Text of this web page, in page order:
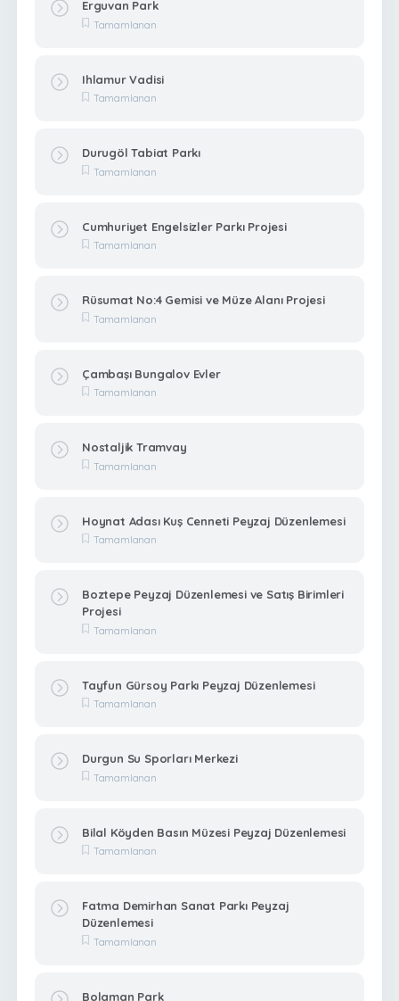
Erguvan Park
Tamamlanan
Ihlamur Vadisi
Tamamlanan
Durugöl Tabiat Parkı
Tamamlanan
Cumhuriyet Engelsizler Parkı Projesi
Tamamlanan
Rüsumat No:4 Gemisi ve Müze Alanı Projesi
Tamamlanan
Çambaşı Bungalov Evler
Tamamlanan
Nostaljik Tramvay
Tamamlanan
Hoynat Adası Kuş Cenneti Peyzaj Düzenlemesi
Tamamlanan
Boztepe Peyzaj Düzenlemesi ve Satış Birimleri
Projesi
Tamamlanan
Tayfun Gürsoy Parkı Peyzaj Düzenlemesi
Tamamlanan
Durgun Su Sporları Merkezi
Tamamlanan
Bilal Köyden Basın Müzesi Peyzaj Düzenlemesi
Tamamlanan
Fatma Demirhan Sanat Parkı Peyzaj
Düzenlemesi
Tamamlanan
Bolaman Park